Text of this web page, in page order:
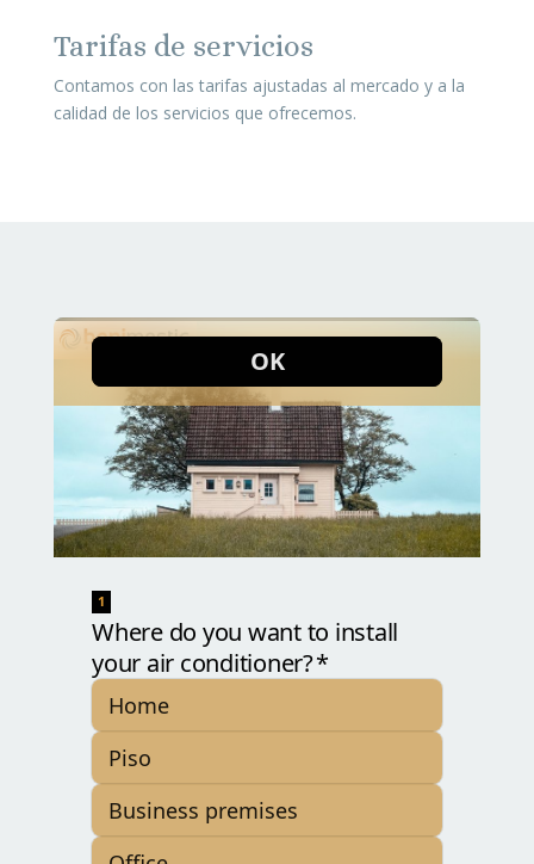
Tarifas de servicios
Contamos con las tarifas ajustadas al mercado y a la
calidad de los servicios que ofrecemos.